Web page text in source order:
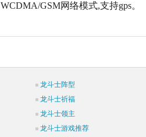
WCDMA/GSM网络模式,支持gps。
龙斗士阵型
龙斗士祈福
龙斗士领主
龙斗士游戏推荐